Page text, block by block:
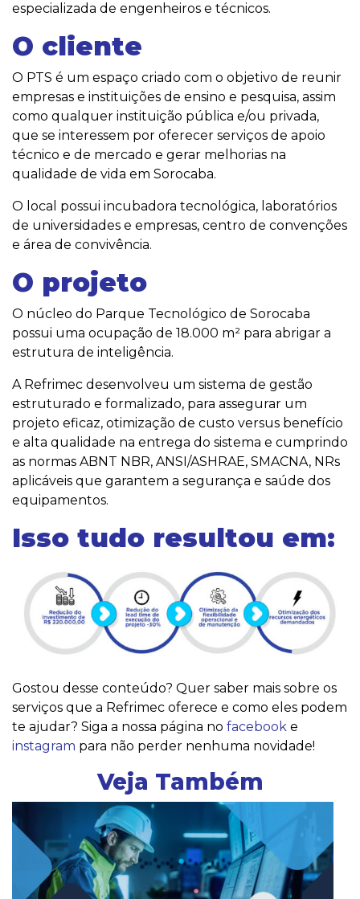
especializada de engenheiros e técnicos.
O cliente
O PTS é um espaço criado com o objetivo de reunir
empresas e instituições de ensino e pesquisa, assim
como qualquer instituição pública e/ou privada,
que se interessem por oferecer serviços de apoio
técnico e de mercado e gerar melhorias na
qualidade de vida em Sorocaba.
O local possui incubadora tecnológica, laboratórios
de universidades e empresas, centro de convenções
e área de convivência.
O projeto
O núcleo do Parque Tecnológico de Sorocaba
possui uma ocupação de 18.000 m² para abrigar a
estrutura de inteligência.
A Refrimec desenvolveu um sistema de gestão
estruturado e formalizado, para assegurar um
projeto eficaz, otimização de custo versus benefício
e alta qualidade na entrega do sistema e cumprindo
as normas ABNT NBR, ANSI/ASHRAE, SMACNA, NRs
aplicáveis que garantem a segurança e saúde dos
equipamentos.
Isso tudo resultou em:
Gostou desse conteúdo? Quer saber mais sobre os
serviços que a Refrimec oferece e como eles podem
te ajudar? Siga a nossa página no facebook e
instagram para não perder nenhuma novidade!
Veja Também